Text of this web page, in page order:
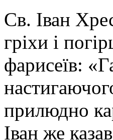
Св. Іван
гріхи і
фарисеїв:
прилюдно
Іван же